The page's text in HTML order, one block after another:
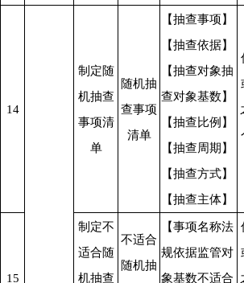
14
制定随
机抽查
事项清
单
随机抽
查事项
清单
【抽查事项】
【抽查依据】
【抽查对象抽
查对象基数】
【抽查比例】
【抽查周期】
【抽查方式】
【抽查主体】
15
制定不
适合随
机抽查
不适合
随机抽
【事项名称法
规依据监管对
象基数不适合